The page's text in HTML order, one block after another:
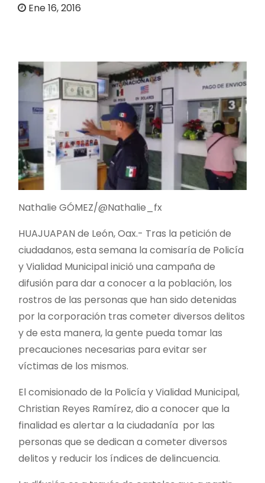
Ene 16, 2016
Nathalie GÓMEZ/@Nathalie_fx
HUAJUAPAN de León, Oax.- Tras la petición de
ciudadanos, esta semana la comisaría de Policía
y Vialidad Municipal inició una campaña de
difusión para dar a conocer a la población, los
rostros de las personas que han sido detenidas
por la corporación tras cometer diversos delitos
y de esta manera, la gente pueda tomar las
precauciones necesarias para evitar ser
víctimas de los mismos.
El comisionado de la Policía y Vialidad Municipal,
Christian Reyes Ramírez, dio a conocer que la
finalidad es alertar a la ciudadanía por las
personas que se dedican a cometer diversos
delitos y reducir los índices de delincuencia.